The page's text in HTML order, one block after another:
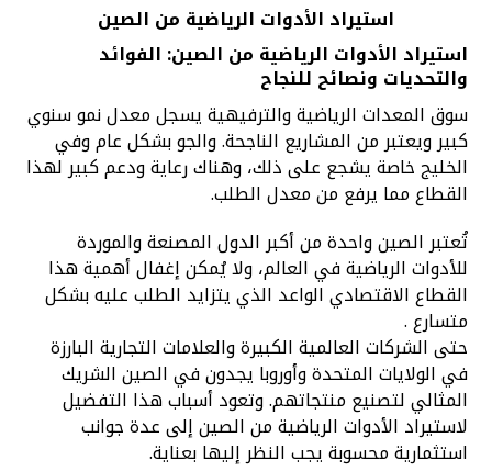
استيراد الأدوات الرياضية من الصين
استيراد الأدوات الرياضية من الصين: الفوائد
والتحديات ونصائح للنجاح
سوق المعدات الرياضية والترفيهية يسجل معدل نمو سنوي
كبير ويعتبر من المشاريع الناجحة. والجو بشكل عام وفي
الخليج خاصة يشجع على ذلك، وهناك رعاية ودعم كبير لهذا
القطاع مما يرفع من معدل الطلب.
تُعتبر الصين واحدة من أكبر الدول المصنعة والموردة
للأدوات الرياضية في العالم، ولا يُمكن إغفال أهمية هذا
القطاع الاقتصادي الواعد الذي يتزايد الطلب عليه بشكل
متسارع .
حتى الشركات العالمية الكبيرة والعلامات التجارية البارزة
في الولايات المتحدة وأوروبا يجدون في الصين الشريك
المثالي لتصنيع منتجاتهم. وتعود أسباب هذا التفضيل
لاستيراد الأدوات الرياضية من الصين إلى عدة جوانب
استثمارية محسوبة يجب النظر إليها بعناية.